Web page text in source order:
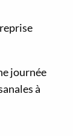
journée
à